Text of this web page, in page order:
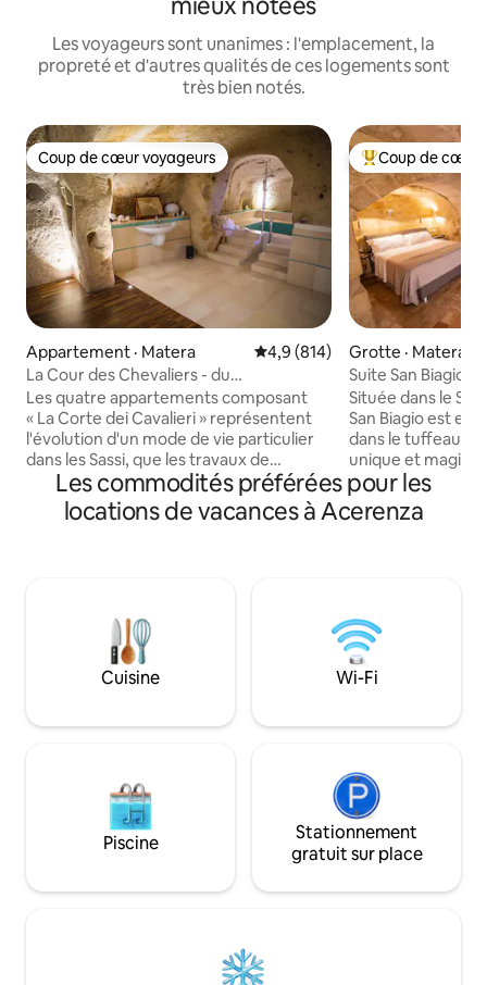
Les voyageurs sont unanimes : l'emplacement, la
propreté et d'autres qualités de ces logements sont
très bien notés.
Coup de cœur voyageurs
Coup de cœur voyageurs
Appartement · Matera Note moyenne de 4,9 sur 5,
4,9 (814)
La Cour des Chevaliers - du
Trombettiere, Matera
Les quatre appartements composant
« La Corte dei Cavalieri » représentent
l'évolution d'un mode de vie particulier
dans les Sassi, que les travaux de
restauration architecturale réalisés
jusqu'à présent ont gardé pleinement
reconnaissable. Des travaux de
avec goût. La Cour des Chevaliers porte
le nom des « Chevaliers de Maria
Santissima della Bruna », patronne
historique et pittoresque de Matera.
Coup de cœur
Coup de cœur
Grotte · Matera
Suite San Biagio
Située dans le
San Biagio est
dans le tuffeau et
unique et
Sassi de Matera.
verre dépoli, mais
pression, vous
émergent du tuf,
l’intérieur de la
murs émergés de
d’années.
Les commodités préférées pour les
locations de vacances à Acerenza
Cuisine Wi-Fi
Piscine
Stationnement
gratuit sur place